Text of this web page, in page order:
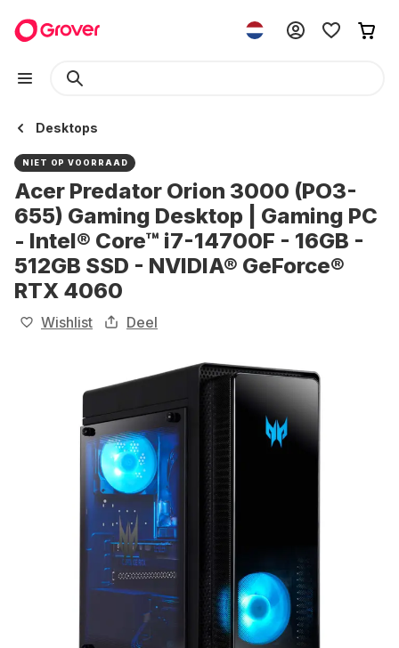
Desktops
NIET OP VOORRAAD
Acer Predator Orion 3000 (PO3-
655) Gaming Desktop | Gaming PC
- Intel® Core™ i7-14700F - 16GB -
512GB SSD - NVIDIA® GeForce®
RTX 4060
Wishlist Deel